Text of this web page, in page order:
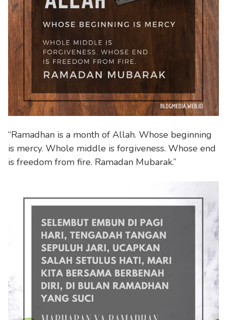
“Ramadhan is a month of Allah. Whose beginning
is mercy. Whole middle is forgiveness. Whose end
is freedom from fire. Ramadan Mubarak.”